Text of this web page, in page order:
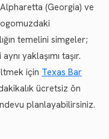
(Georgia) ve
temelini simgeler;
yaklaşımı taşır.
için Texas Bar
ücretsiz ön
planlayabilirsiniz.